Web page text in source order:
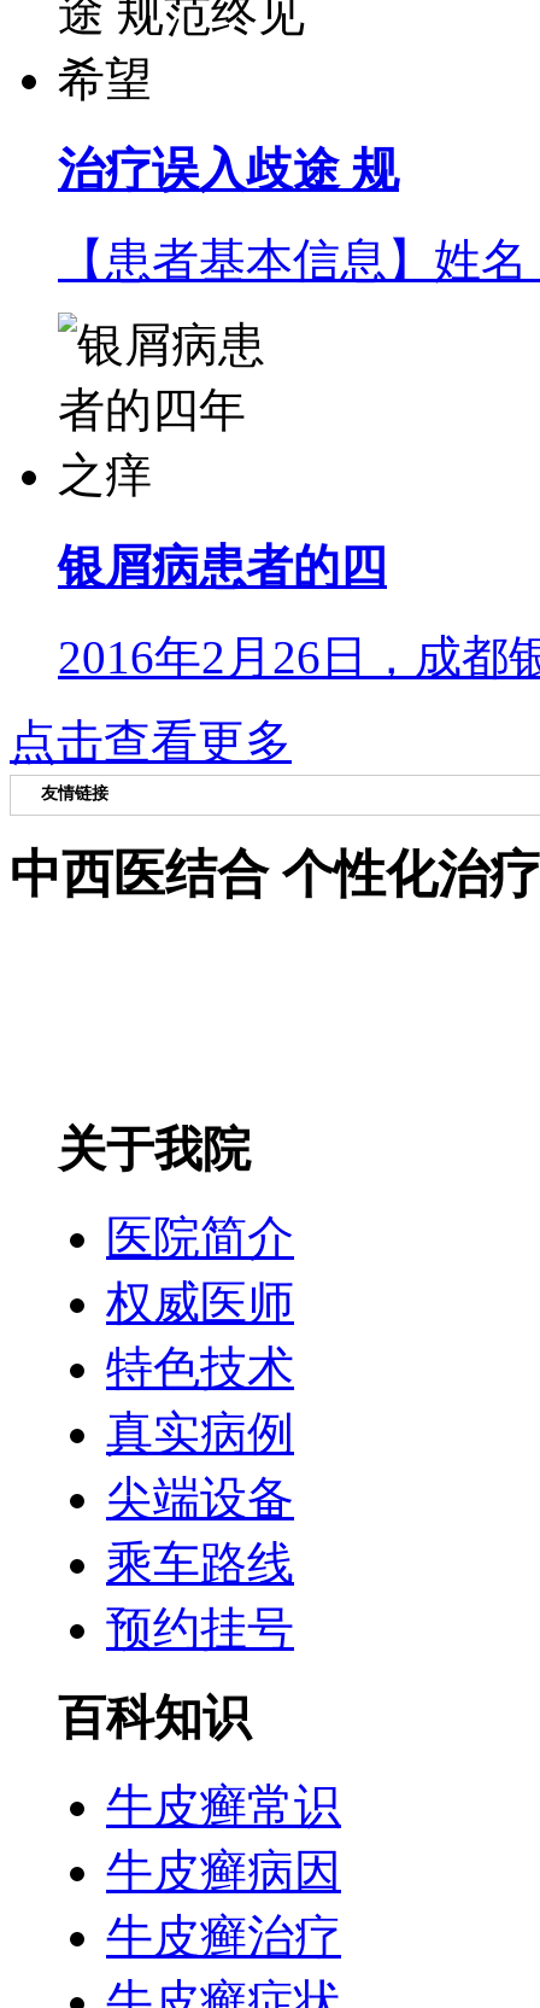
治疗误入歧途 规
【患者基本信息】姓
银屑病患者的四
2016年2月26日，成都
点击查看更多
友情链接
中西医结合 个性化治
关于我院
医院简介
权威医师
特色技术
真实病例
尖端设备
乘车路线
预约挂号
百科知识
牛皮癣常识
牛皮癣病因
牛皮癣治疗